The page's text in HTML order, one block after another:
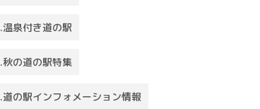
.温泉付き道の駅
.秋の道の駅特集
.道の駅インフォメーション情報